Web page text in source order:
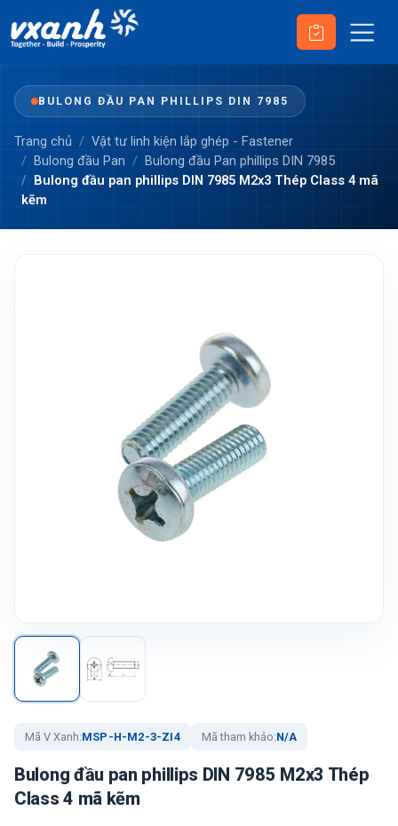
BULONG ĐẦU PAN PHILLIPS DIN 7985
Trang chủ
Vật tư linh kiện lắp ghép - Fastener
Bulong đầu Pan
Bulong đầu Pan phillips DIN 7985
Bulong đầu pan phillips DIN 7985 M2x3 Thép Class 4 mã
kẽm
Mã V Xanh:MSP-H-M2-3-ZI4 Mã tham khảo:N/A
Bulong đầu pan phillips DIN 7985 M2x3 Thép
Class 4 mã kẽm